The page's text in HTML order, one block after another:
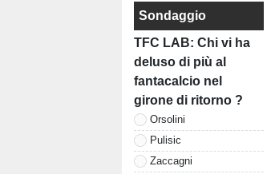
Sondaggio
TFC LAB: Chi vi ha
deluso di più al
fantacalcio nel
girone di ritorno ?
Orsolini
Pulisic
Zaccagni